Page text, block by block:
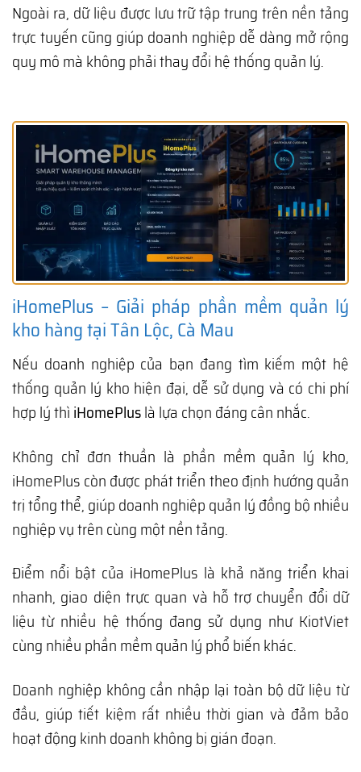
Ngoài ra, dữ liệu được lưu trữ tập trung trên nền tảng
trực tuyến cũng giúp doanh nghiệp dễ dàng mở rộng
quy mô mà không phải thay đổi hệ thống quản lý.
iHomePlus – Giải pháp phần mềm quản lý
kho hàng tại Tân Lộc, Cà Mau
Nếu doanh nghiệp của bạn đang tìm kiếm một hệ
thống quản lý kho hiện đại, dễ sử dụng và có chi phí
hợp lý thì iHomePluslà lựa chọn đáng cân nhắc.
Không chỉ đơn thuần là phần mềm quản lý kho,
iHomePlus còn được phát triển theo định hướng quản
trị tổng thể, giúp doanh nghiệp quản lý đồng bộ nhiều
nghiệp vụ trên cùng một nền tảng.
Điểm nổi bật của iHomePlus là khả năng triển khai
nhanh, giao diện trực quan và hỗ trợ chuyển đổi dữ
liệu từ nhiều hệ thống đang sử dụng như KiotViet
cùng nhiều phần mềm quản lý phổ biến khác.
Doanh nghiệp không cần nhập lại toàn bộ dữ liệu từ
đầu, giúp tiết kiệm rất nhiều thời gian và đảm bảo
hoạt động kinh doanh không bị gián đoạn.